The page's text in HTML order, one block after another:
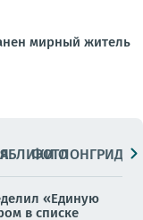
мирный житель
ФОТОЛОНГРИДЫ
«Единую
в списке